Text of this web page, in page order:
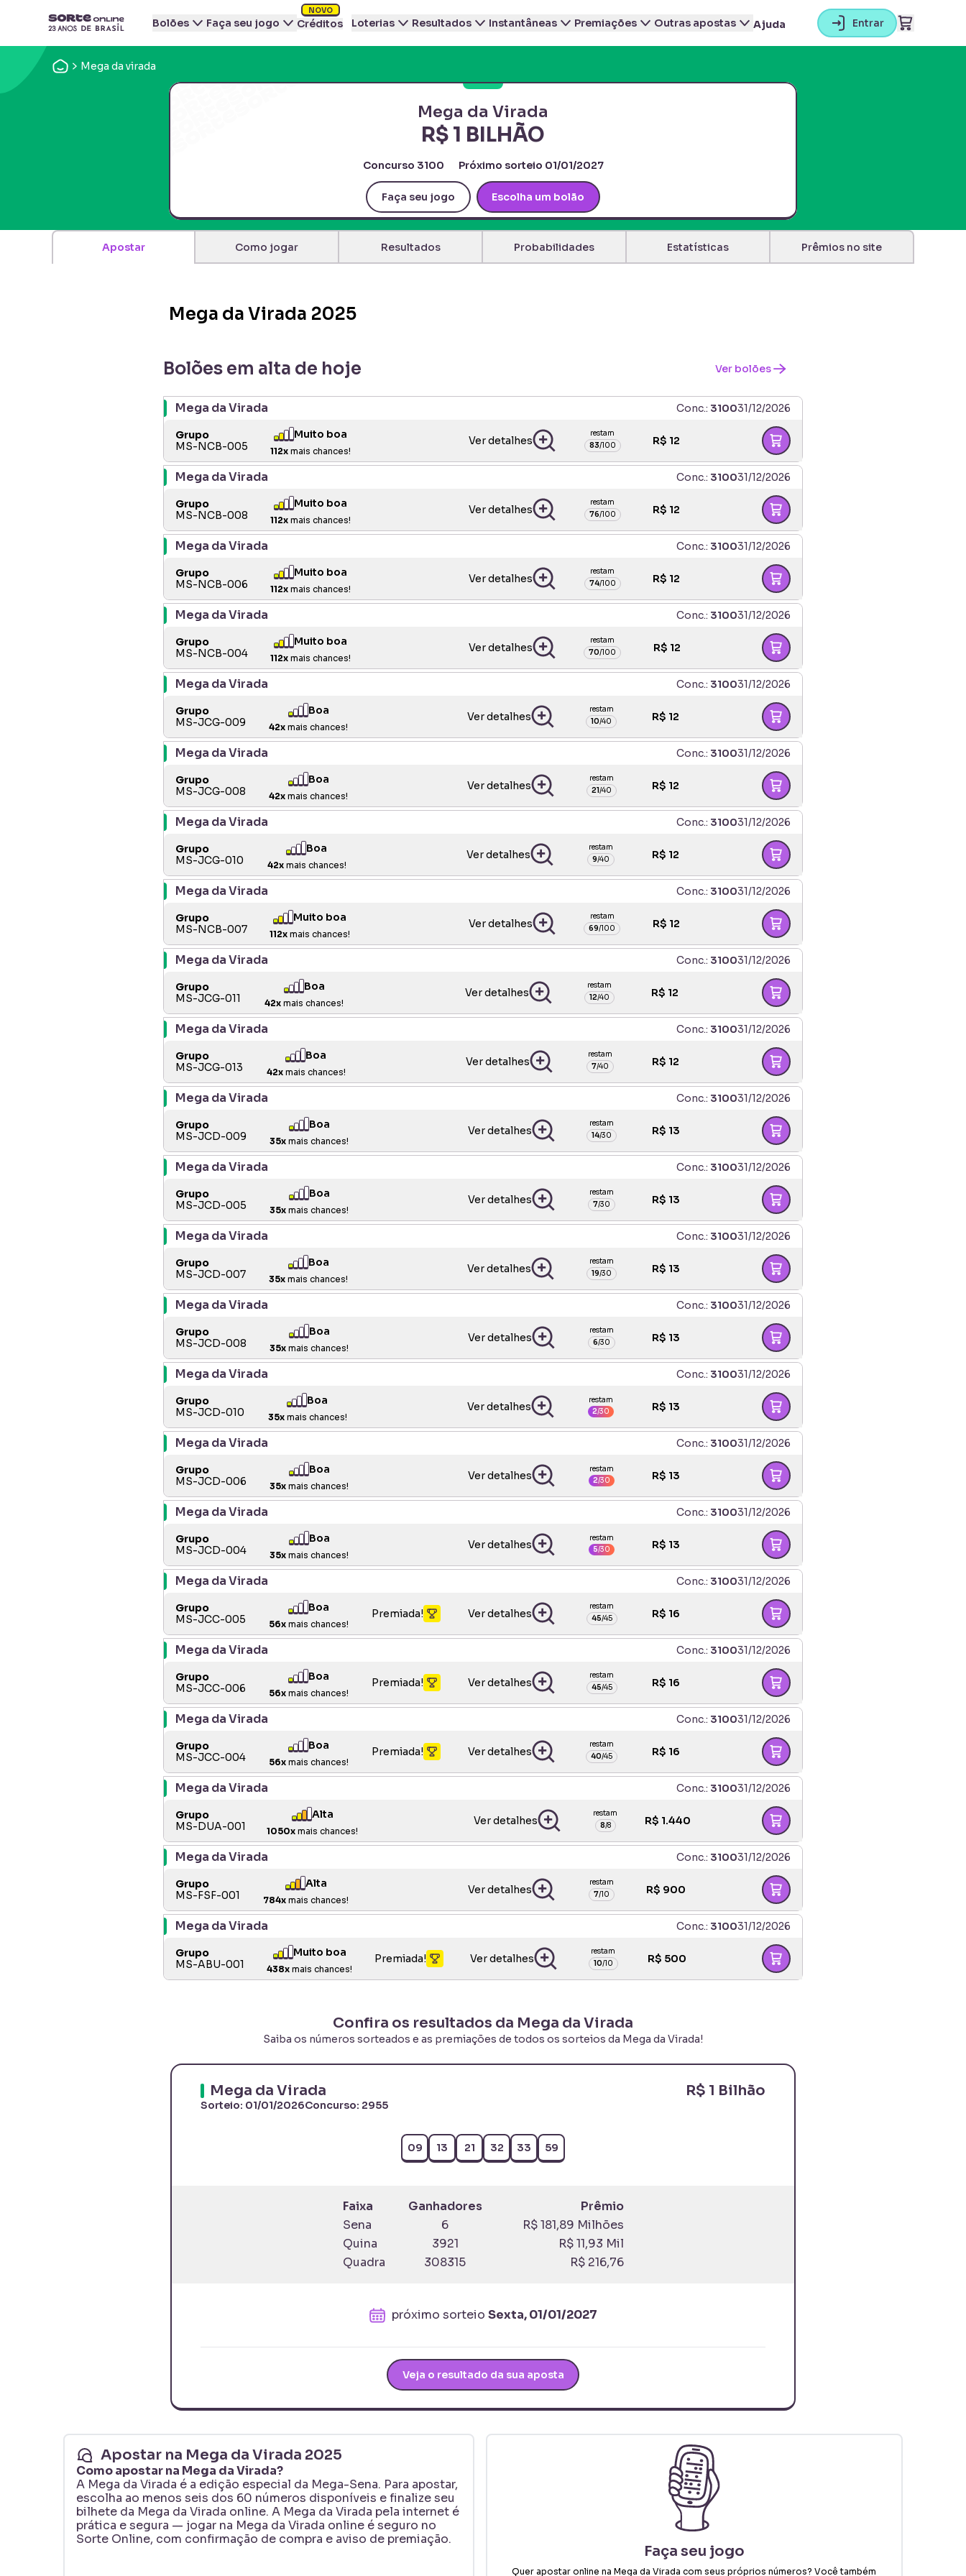
Bolões Faça seu jogo Créditos
NOVO
Loterias Resultados Instantâneas Premiações Outras apostas Ajuda Entrar
Mega da virada
Mega da Virada
R$ 1 BILHÃO
Concurso 3100 Próximo sorteio 01/01/2027
Faça seu jogo Escolha um bolão
Apostar Como jogar Resultados Probabilidades Estatísticas Prêmios no site
Mega da Virada 2025
Bolões em alta de hoje Ver bolões
Mega da Virada Conc.: 310031/12/2026
Grupo
MS-NCB-005
Muito boa
112x mais chances!
Ver detalhes
restam
83/100 R$ 12
Mega da Virada Conc.: 310031/12/2026
Grupo
MS-NCB-008
Muito boa
112x mais chances!
Ver detalhes
restam
76/100 R$ 12
Mega da Virada Conc.: 310031/12/2026
Grupo
MS-NCB-006
Muito boa
112x mais chances!
Ver detalhes
restam
74/100 R$ 12
Mega da Virada Conc.: 310031/12/2026
Grupo
MS-NCB-004
Muito boa
112x mais chances!
Ver detalhes
restam
70/100 R$ 12
Mega da Virada Conc.: 310031/12/2026
Grupo
MS-JCG-009
Boa
42x mais chances!
Ver detalhes
restam
10/40 R$ 12
Mega da Virada Conc.: 310031/12/2026
Grupo
MS-JCG-008
Boa
42x mais chances!
Ver detalhes
restam
21/40 R$ 12
Mega da Virada Conc.: 310031/12/2026
Grupo
MS-JCG-010
Boa
42xmais chances!
Ver detalhes
restam
9/40 R$ 12
Mega da Virada Conc.: 310031/12/2026
Grupo
MS-NCB-007
Muito boa
112x mais chances!
Ver detalhes
restam
69/100 R$ 12
Mega da Virada Conc.: 310031/12/2026
Grupo
MS-JCG-011
Boa
42x mais chances!
Ver detalhes
restam
12/40 R$ 12
Mega da Virada Conc.: 310031/12/2026
Grupo
MS-JCG-013
Boa
42xmais chances!
Ver detalhes
restam
7/40 R$ 12
Mega da Virada Conc.: 310031/12/2026
Grupo
MS-JCD-009
Boa
35x mais chances!
Ver detalhes
restam
14/30 R$ 13
Mega da Virada Conc.: 310031/12/2026
Grupo
MS-JCD-005
Boa
35x mais chances!
Ver detalhes
restam
7/30 R$ 13
Mega da Virada Conc.: 310031/12/2026
Grupo
MS-JCD-007
Boa
35x mais chances!
Ver detalhes
restam
19/30 R$ 13
Mega da Virada Conc.: 310031/12/2026
Grupo
MS-JCD-008
Boa
35x mais chances!
Ver detalhes
restam
6/30 R$ 13
Mega da Virada Conc.: 310031/12/2026
Grupo
MS-JCD-010
Boa
35xmais chances!
Ver detalhes
restam
2/30 R$ 13
Mega da Virada Conc.: 310031/12/2026
Grupo
MS-JCD-006
Boa
35x mais chances!
Ver detalhes
restam
2/30 R$ 13
Mega da Virada Conc.: 310031/12/2026
Grupo
MS-JCD-004
Boa
35x mais chances!
Ver detalhes
restam
5/30 R$ 13
Mega da Virada Conc.: 310031/12/2026
Grupo
MS-JCC-005
Boa
56x mais chances!
Premiada! Ver detalhes
restam
45/45 R$ 16
Mega da Virada Conc.: 310031/12/2026
Grupo
MS-JCC-006
Boa
56x mais chances!
Premiada! Ver detalhes
restam
45/45 R$ 16
Mega da Virada Conc.: 310031/12/2026
Grupo
MS-JCC-004
Boa
56x mais chances!
Premiada! Ver detalhes
restam
40/45 R$ 16
Mega da Virada Conc.: 310031/12/2026
Grupo
MS-DUA-001
Alta
1050x mais chances!
Ver detalhes
restam
8/8 R$ 1.440
Mega da Virada Conc.: 310031/12/2026
Grupo
MS-FSF-001
Alta
784x mais chances!
Ver detalhes
restam
7/10 R$ 900
Mega da Virada Conc.: 310031/12/2026
Grupo
MS-ABU-001
Muito boa
438x mais chances!
Premiada! Ver detalhes
restam
10/10 R$ 500
Confira os resultados da Mega da Virada
Saiba os números sorteados e as premiações de todos os sorteios da Mega da Virada!
Mega da Virada R$ 1 Bilhão
Sorteio: 01/01/2026Concurso: 2955
09 13 21 32 33 59
Faixa Ganhadores
Prêmio
Sena
6
R$ 181,89 Milhões
Quina
3921
R$ 11,93 Mil
Quadra
308315 R$ 216,76
próximo sorteio Sexta, 01/01/2027
Veja o resultado da sua aposta
Apostar na Mega da Virada 2025
Como apostar na Mega da Virada?
A Mega da Virada é a edição especial da Mega-Sena. Para apostar,
escolha ao menos seis dos 60 números disponíveis e finalize seu
bilhete da Mega da Virada online. A Mega da Virada pela internet é
prática e segura — jogar na Mega da Virada online é seguro no
Sorte Online, com confirmação de compra e aviso de premiação.
Faça seu jogo
Quer apostar online naMega da Virada com seus próprios números? Você também